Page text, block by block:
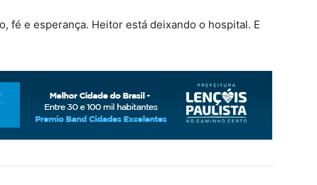
fé e esperança. Heitor está deixando o hospital. E